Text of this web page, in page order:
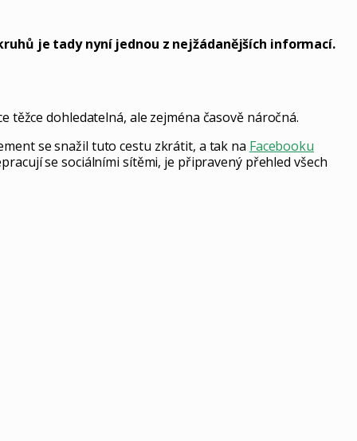
je tady nyní jednou z nejžádanějších informací.
dohledatelná, ale zejména časově náročná.
se snažil tuto cestu zkrátit, a tak na Facebooku
se sociálními sítěmi, je připravený přehled všech